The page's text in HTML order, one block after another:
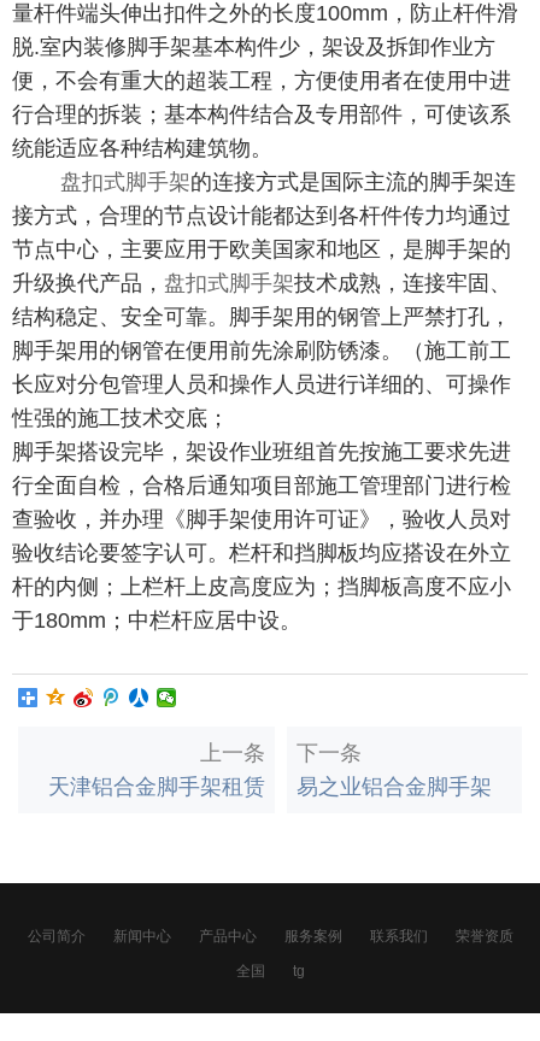
量杆件端头伸出扣件之外的长度100mm，防止杆件滑
脱.室内装修脚手架基本构件少，架设及拆卸作业方
便，不会有重大的超装工程，方便使用者在使用中进
行合理的拆装；基本构件结合及专用部件，可使该系
统能适应各种结构建筑物。
盘扣式脚手架的连接方式是国际主流的脚手架连
接方式，合理的节点设计能都达到各杆件传力均通过
节点中心，主要应用于欧美国家和地区，是脚手架的
升级换代产品， 盘扣式脚手架技术成熟，连接牢固、
结构稳定、安全可靠。脚手架用的钢管上严禁打孔，
脚手架用的钢管在便用前先涂刷防锈漆。（施工前工
长应对分包管理人员和操作人员进行详细的、可操作
性强的施工技术交底；
脚手架搭设完毕，架设作业班组首先按施工要求先进
行全面自检，合格后通知项目部施工管理部门进行检
查验收，并办理《脚手架使用许可证》，验收人员对
验收结论要签字认可。栏杆和挡脚板均应搭设在外立
杆的内侧；上栏杆上皮高度应为；挡脚板高度不应小
于180mm；中栏杆应居中设。
上一条
天津铝合金脚手架租赁
下一条
易之业铝合金脚手架
公司简介 新闻中心 产品中心 服务案例 联系我们 荣誉资质
全国 tg